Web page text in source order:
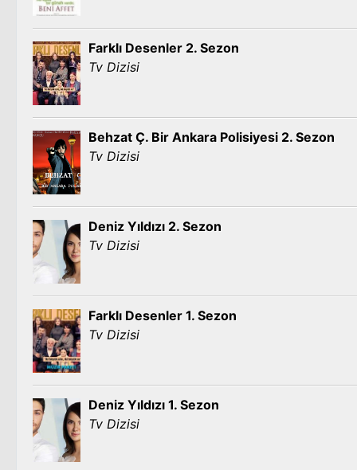
Farklı Desenler 2. Sezon
Tv Dizisi
Behzat Ç. Bir Ankara Polisiyesi 2. Sezon
Tv Dizisi
Deniz Yıldızı 2. Sezon
Tv Dizisi
Farklı Desenler 1. Sezon
Tv Dizisi
Deniz Yıldızı 1. Sezon
Tv Dizisi